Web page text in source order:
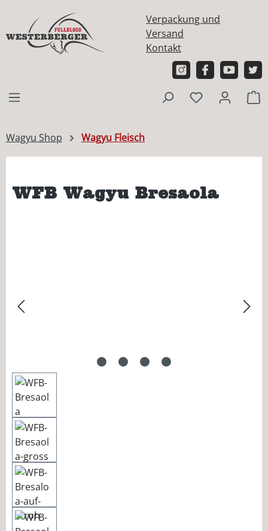
Verpackung und
Versand
Kontakt
Wagyu Shop Wagyu Fleisch
WFB Wagyu Bresaola